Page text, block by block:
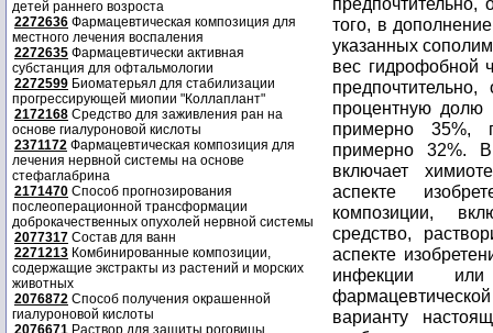
детей раннего возроста
2272636 Фармацевтическая композиция для
местного лечения воспаления
2272635 Фармацевтически активная
субстанция для офтальмологии
2272599 Биоматерьял для стабилизации
прогрессирующей миопии "Коллаплант"
2172168 Средство для заживления ран на
основе гиалуроновой кислоты
2371172 Фармацевтическая композиция для
лечения нервной системы на основе
стефаглабрина
2171470 Способ прогнозирования
послеоперационной трансформации
доброкачественных опухолей нервной системы
2077317 Состав для ванн
2271213 Комбинированные композиции,
содержащие экстракты из растений и морских
животных
2076872 Способ получения окрашенной
гиалуроновой кислоты
2076671 Раствор для защиты роговицы
того, в
указанных
вес гидрофобной
процентную долю
примерно 35%,
примерно 32%. В
включает
аспекте
композиции,
средство,
аспекте
инфекции
варианту